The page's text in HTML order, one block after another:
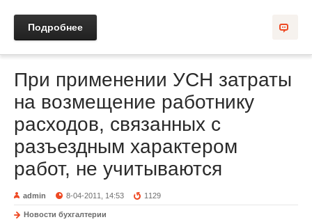
Подробнее
При применении УСН затраты
на возмещение работнику
расходов, связанных с
разъездным характером
работ, не учитываются
admin 8-04-2011, 14:53 1129
Новости бухгалтерии